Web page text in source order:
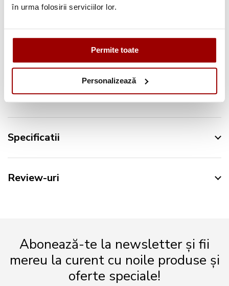
în urma folosirii serviciilor lor.
Permite toate
Personalizează
Descriere
Specificatii
Review-uri
Abonează-te la newsletter și fii
mereu la curent cu noile produse și
oferte speciale!